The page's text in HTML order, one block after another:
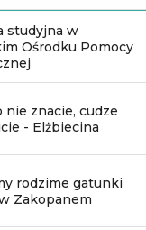
studyjna w
Ośrodku Pomocy
nie znacie, cudze
- Elżbiecina
rodzime gatunki
Zakopanem